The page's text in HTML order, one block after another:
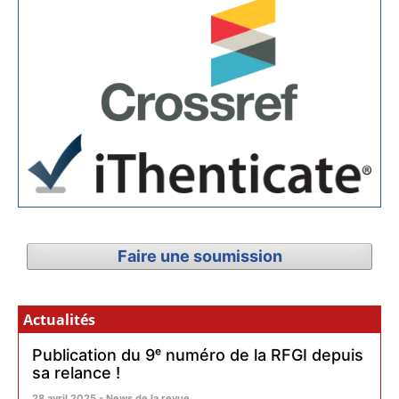
Faire une soumission
Actualités
Publication du 9ᵉ numéro de la RFGI depuis
sa relance !